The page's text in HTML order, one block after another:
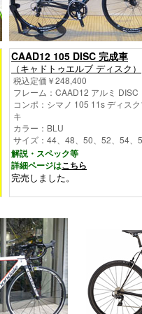
CAAD12 105 DISC 完成車
（キャドトゥエルブ ディスク）
税込定価￥248,400
フレーム：CAAD12 アルミ DISC
コンポ：シマノ 105 11s ディス
キ
カラー：BLU
サイズ：44、48、50、52、54、
解説・スペック等
詳細ページはこちら
完売しました。